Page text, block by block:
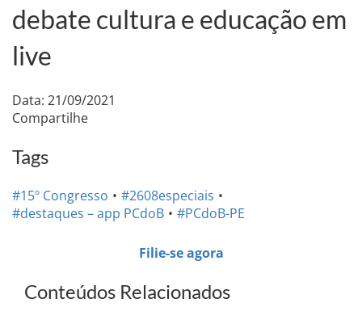
debate cultura e educação em
live
Data: 21/09/2021
Compartilhe
Tags
#15º Congresso
#2608especiais
#destaques – app PCdoB
#PCdoB-PE
Filie-se agora
Conteúdos Relacionados